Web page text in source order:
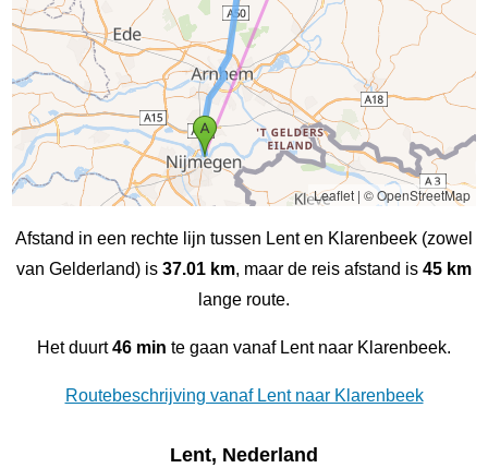
Leaflet| © OpenStreetMap
Afstand in een rechte lijn tussen Lent en Klarenbeek (zowel
van Gelderland) is 37.01 km, maar de reis afstand is 45 km
lange route.
Het duurt46 min te gaan vanaf Lent naar Klarenbeek.
Routebeschrijving vanaf Lent naar Klarenbeek
Lent, Nederland